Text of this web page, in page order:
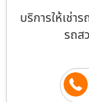
บริการให้เช่
รถส